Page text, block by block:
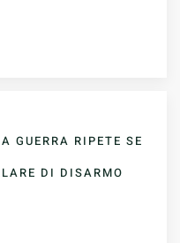
GUERRA RIPETE SE
DI DISARMO